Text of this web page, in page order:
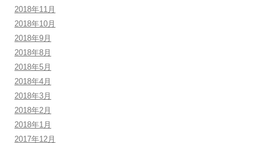
2018年11月
2018年10月
2018年9月
2018年8月
2018年5月
2018年4月
2018年3月
2018年2月
2018年1月
2017年12月